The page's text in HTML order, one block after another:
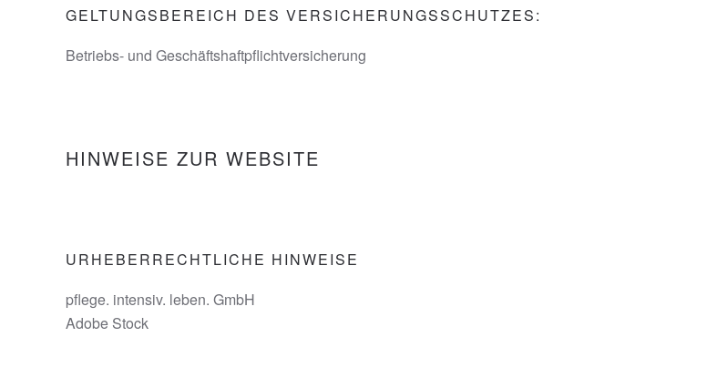
GELTUNGSBEREICH DES VERSICHERUNGSSCHUTZES:
Betriebs- und Geschäftshaftpflichtversicherung
HINWEISE ZUR WEBSITE
URHEBERRECHTLICHE HINWEISE
pflege. intensiv. leben. GmbH
Adobe Stock